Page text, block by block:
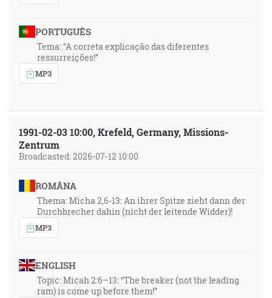
PORTUGUÊS
Tema: “A correta explicação das diferentes
ressurreições!”
MP3
1991-02-03 10:00, Krefeld, Germany, Missions-
Zentrum
Broadcasted: 2026-07-12 10:00
ROMÂNA
Thema: Micha 2,6-13: An ihrer Spitze zieht dann der
Durchbrecher dahin (nicht der leitende Widder)!
MP3
ENGLISH
Topic: Micah 2:6–13: “The breaker (not the leading
ram) is come up before them!”